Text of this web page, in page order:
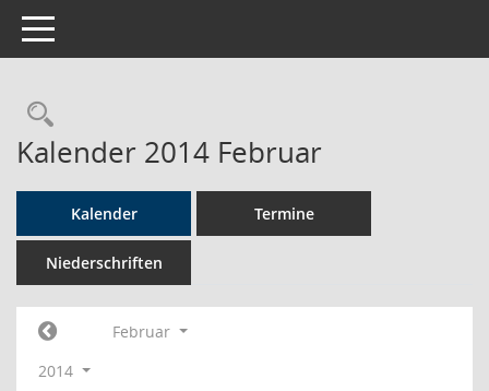
Toggle navigation
Rechercheauswahl
Kalender 2014 Februar
Kalender Termine
Niederschriften
Februar
2014